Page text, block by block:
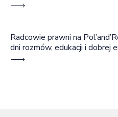
Radcowie prawni na
dni rozmów, edukacji i dobrej